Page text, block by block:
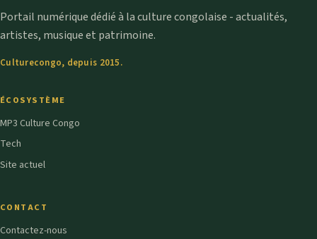
Portail numérique dédié à la culture congolaise - actualités,
artistes, musique et patrimoine.
Culturecongo, depuis 2015.
ÉCOSYSTÈME
MP3 Culture Congo
Tech
Site actuel
CONTACT
Contactez-nous